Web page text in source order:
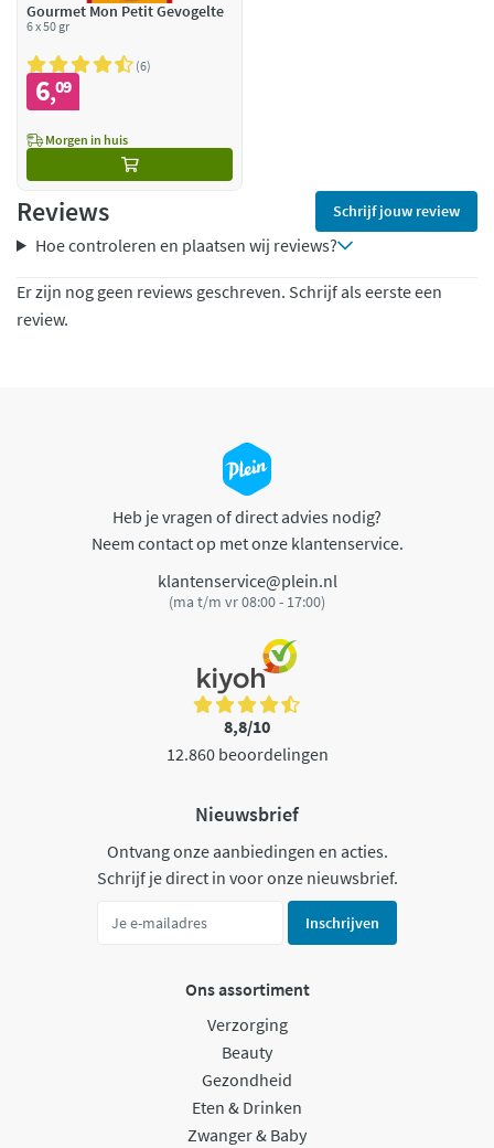
Gourmet Mon Petit Gevogelte
6 x 50 gr
6
6,09
Morgen in huis
Reviews Schrijf jouw review
Hoe controleren en plaatsen wij reviews?
Er zijn nog geen reviews geschreven. Schrijf als eerste een
review.
Heb je vragen of direct advies nodig?
Neem contact op met onze klantenservice.
klantenservice@plein.nl
(ma t/m vr 08:00 - 17:00)
8,8/10
12.860 beoordelingen
Nieuwsbrief
Ontvang onze aanbiedingen en acties.
Schrijf je direct in voor onze nieuwsbrief.
Inschrijven
Ons assortiment
Verzorging
Beauty
Gezondheid
Eten & Drinken
Zwanger & Baby